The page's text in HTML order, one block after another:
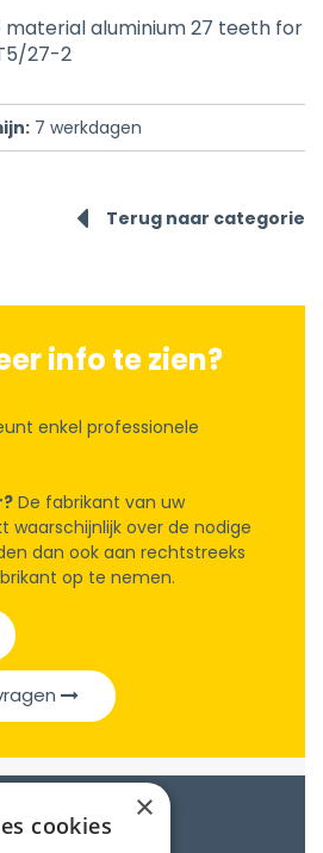
material aluminium 27 teeth for
27-2
7 werkdagen
Terug naar categorie
info te zien?
enkel professionele
De fabrikant van uw
waarschijnlijk over de nodige
dan ook aan rechtstreeks
op te nemen.
×
cookies